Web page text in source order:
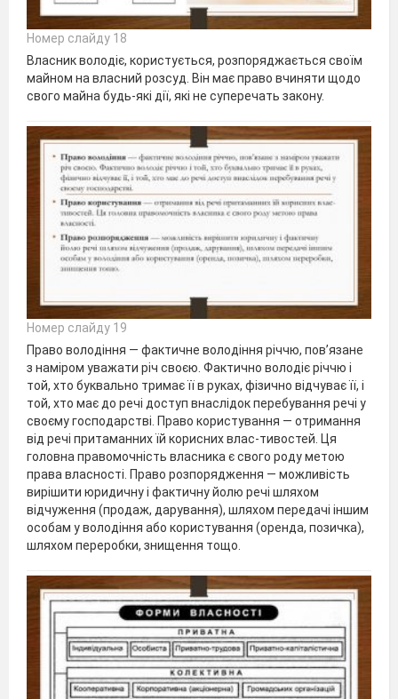
Номер слайду 18
Власник володіє, користується, розпоряджається своїм
майном на власний розсуд. Він має право вчиняти щодо
свого майна будь-які дії, які не суперечать закону.
Номер слайду 19
Право володіння — фактичне володіння річчю, пов’язане
з наміром уважати річ своєю. Фактично володіє річчю і
той, хто буквально тримає її в руках, фізично відчуває її, і
той, хто має до речі доступ внаслідок перебування речі у
своєму господарстві. Право користування — отримання
від речі притаманних їй корисних влас-тивостей. Ця
головна правомочність власника є свого роду метою
права власності. Право розпорядження — можливість
вирішити юридичну і фактичну йолю речі шляхом
відчуження (продаж, дарування), шляхом передачі іншим
особам у володіння або користування (оренда, позичка),
шляхом переробки, знищення тощо.